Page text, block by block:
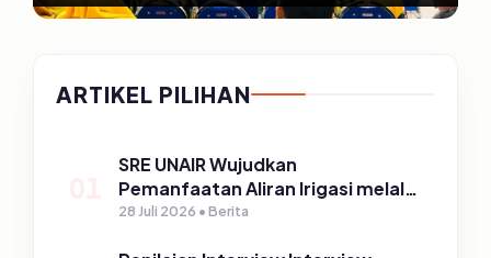
ARTIKEL PILIHAN
SRE UNAIR Wujudkan
Pemanfaatan Aliran Irigasi melalui
PLTPH dalam Program TIRTA
28 Juli 2026 • Berita